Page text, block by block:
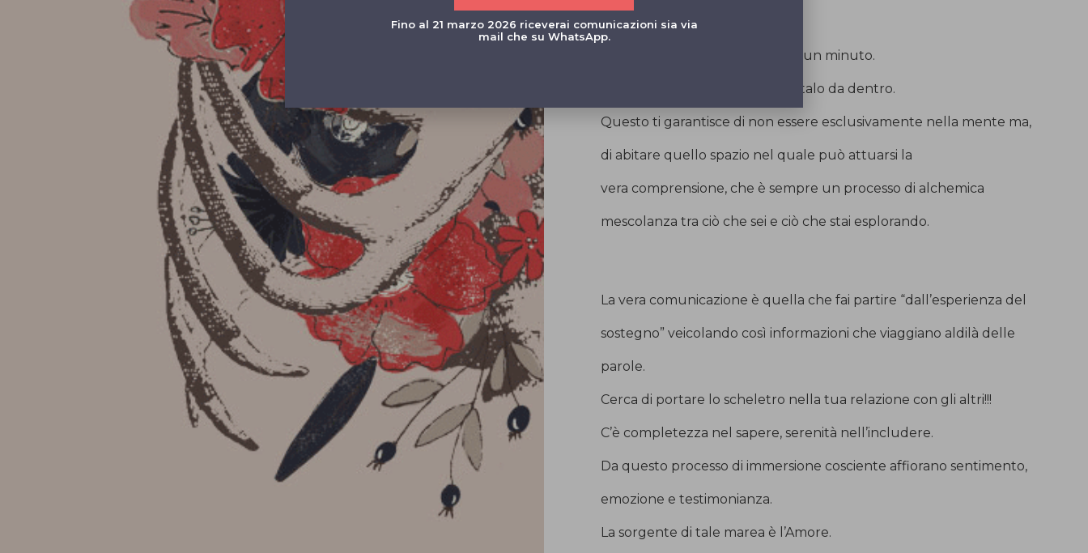
“scheletro”.
Più volte al giorno, almeno per un minuto.
Se ti stai muovendo, rappresentalo da dentro.
Questo ti garantisce di non essere esclusivamente nella mente ma,
di abitare quello spazio nel quale può attuarsi la
vera comprensione, che è sempre un processo di alchemica
mescolanza tra ciò che sei e ciò che stai esplorando.
La vera comunicazione è quella che fai partire “dall’esperienza del
sostegno” veicolando così informazioni che viaggiano aldilà delle
parole.
Cerca di portare lo scheletro nella tua relazione con gli altri!!!
C’è completezza nel sapere, serenità nell’includere.
Da questo processo di immersione cosciente affiorano sentimento,
emozione e testimonianza.
La sorgente di tale marea è l’Amore.
Fino al 21 marzo 2026 riceverai comunicazioni sia via
mail che su WhatsApp.